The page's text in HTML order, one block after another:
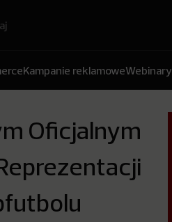
Kampanie reklamoweWebinary
Oficjalnym